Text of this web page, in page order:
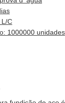
L/C
1000000 unidades